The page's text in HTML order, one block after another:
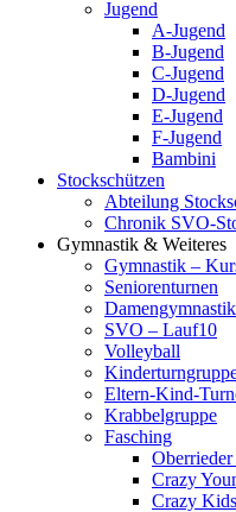
Jugend
A-Jugend
B-Jugend
C-Jugend
D-Jugend
E-Jugend
F-Jugend
Bambini
Stockschützen
Abteilung
Chronik SVO-
Gymnastik & Weiteres
Gymnastik –
Seniorenturnen
Damengymnastik
SVO – Lauf10
Volleyball
Eltern-Kind-
Krabbelgruppe
Fasching
Crazy
Crazy Kids